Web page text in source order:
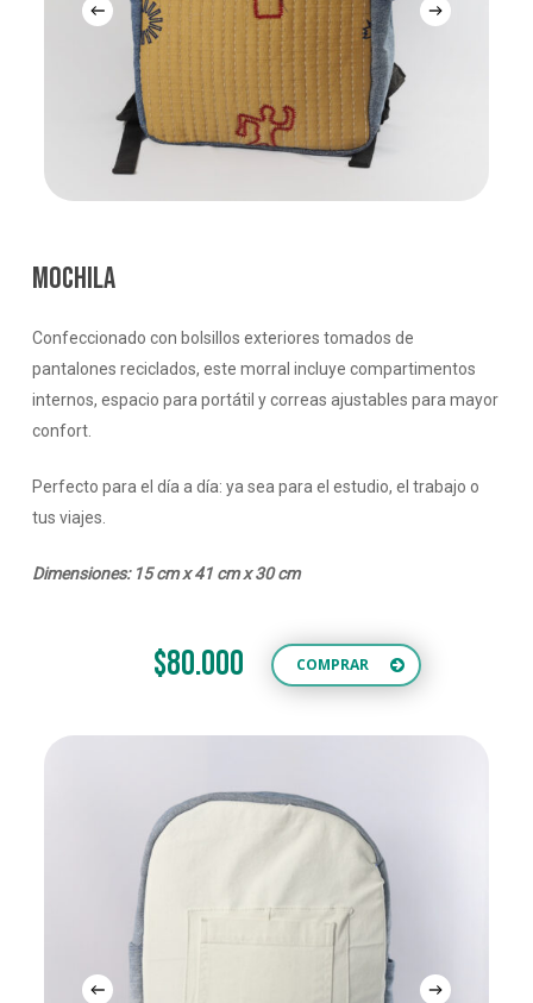
MOCHILA
Confeccionado con bolsillos exteriores tomados de
pantalones reciclados, este morral incluye compartimentos
internos, espacio para portátil y correas ajustables para mayor
confort.
Perfecto para el día a día: ya sea para el estudio, el trabajo o
tus viajes.
Dimensiones: 15 cm x 41 cm x 30 cm
$80.000 COMPRAR